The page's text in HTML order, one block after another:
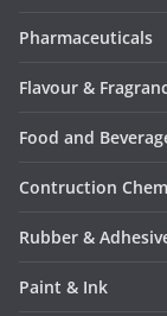
Pharmaceuticals
Flavour &
Food and
Contruction
Rubber &
Paint & Ink